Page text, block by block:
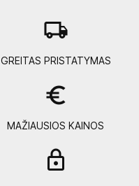
local_shipping
GREITAS PRISTATYMAS
euro_symbol
MAŽIAUSIOS KAINOS